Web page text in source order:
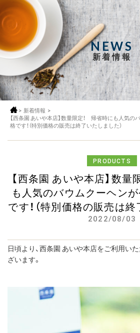
NEWS
新着情報
> 新着情報 >
【西条園 あいや本店】数量限定！ 帰省時にも人気の
格です！（特別価格の販売は終了いたしました）
PRODUCTS
【西条園 あいや本店】数
も人気のバウムクーヘン
です！（特別価格の販売は終
2022/08/03
日頃より、西条園 あいや本店をご利用い
ざいます。